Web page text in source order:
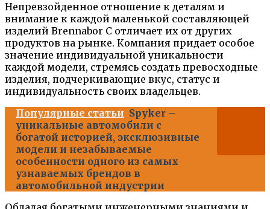
Непревзойденное отношение к деталям и
внимание к каждой маленькой составляющей
изделий Brennabor C отличает их от других
продуктов на рынке. Компания придает особое
значение индивидуальной уникальности
каждой модели, стремясь создать превосходные
изделия, подчеркивающие вкус, статус и
индивидуальность своих владельцев.
Популярные статьи Spyker –
уникальные автомобили с
богатой историей, эксклюзивные
модели и незабываемые
особенности одного из самых
узнаваемых брендов в
автомобильной индустрии